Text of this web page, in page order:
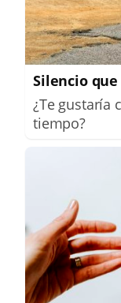
Silencio
¿Te gustaría
tiempo?